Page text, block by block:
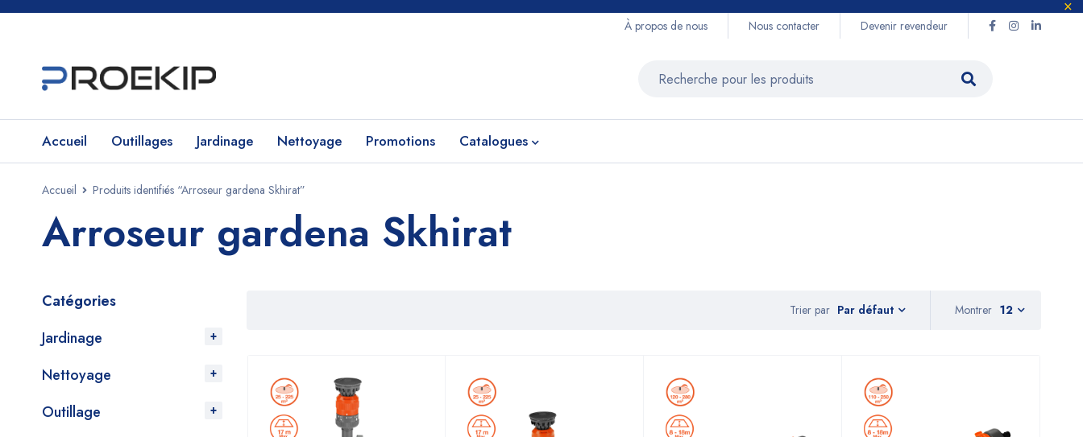
À propos de nous Nous contacter Devenir revendeur
Accueil Outillages Jardinage Nettoyage Promotions Catalogues
Accueil Produits identifiés “Arroseur gardena Skhirat”
Arroseur gardena Skhirat
Catégories
Jardinage
Nettoyage
Outillage
Trier par Par défaut Montrer 12